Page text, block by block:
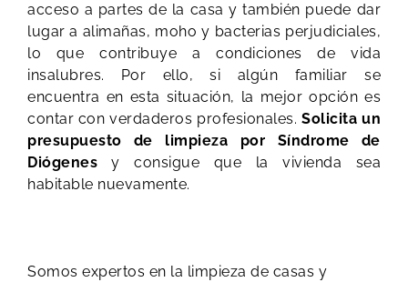
acceso a partes de la casa y también puede dar
lugar a alimañas, moho y bacterias perjudiciales,
lo que contribuye a condiciones de vida
insalubres. Por ello, si algún familiar se
encuentra en esta situación, la mejor opción es
contar con verdaderos profesionales.Solicita un
presupuesto de limpieza por Síndrome de
Diógenes y consigue que la vivienda sea
habitable nuevamente.
Somos expertos en la limpieza de casas y